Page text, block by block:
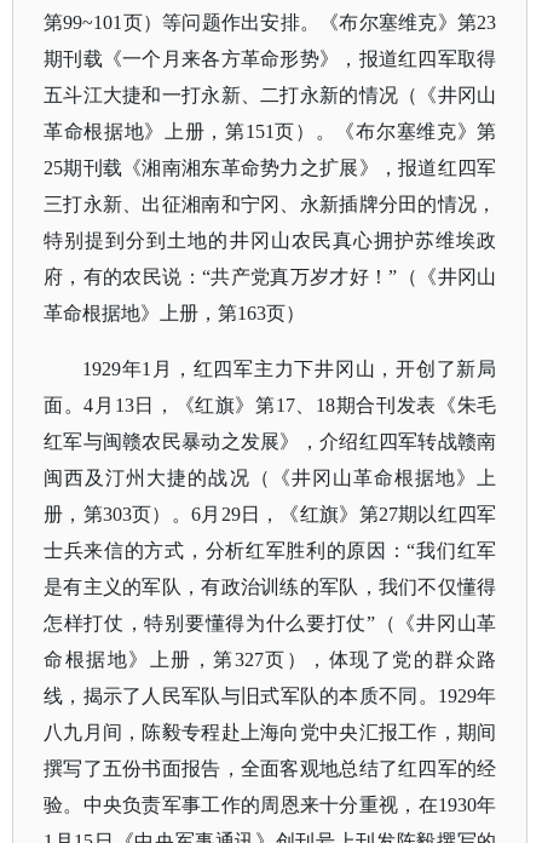
第99~101页）等问题作出安排。《布尔塞维克》第23
期刊载《一个月来各方革命形势》，报道红四军取得
五斗江大捷和一打永新、二打永新的情况（《井冈山
革命根据地》上册，第151页）。《布尔塞维克》第
25期刊载《湘南湘东革命势力之扩展》，报道红四军
三打永新、出征湘南和宁冈、永新插牌分田的情况，
特别提到分到土地的井冈山农民真心拥护苏维埃政
府，有的农民说：“共产党真万岁才好！”（《井冈山
革命根据地》上册，第163页）
1929年1月，红四军主力下井冈山，开创了新局
面。4月13日，《红旗》第17、18期合刊发表《朱毛
红军与闽赣农民暴动之发展》，介绍红四军转战赣南
闽西及汀州大捷的战况（《井冈山革命根据地》上
册，第303页）。6月29日，《红旗》第27期以红四军
士兵来信的方式，分析红军胜利的原因：“我们红军
是有主义的军队，有政治训练的军队，我们不仅懂得
怎样打仗，特别要懂得为什么要打仗”（《井冈山革
命根据地》上册，第327页），体现了党的群众路
线，揭示了人民军队与旧式军队的本质不同。1929年
八九月间，陈毅专程赴上海向党中央汇报工作，期间
撰写了五份书面报告，全面客观地总结了红四军的经
验。中央负责军事工作的周恩来十分重视，在1930年